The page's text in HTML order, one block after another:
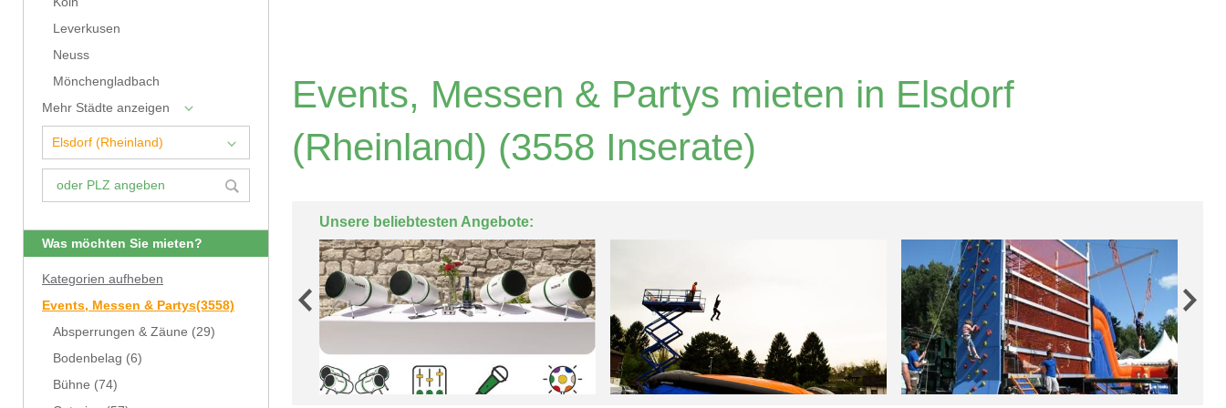
Leverkusen
Neuss
Mönchengladbach
Mehr Städte anzeigen
Was möchten Sie mieten?
Kategorien aufheben
Events, Messen & Partys(3558)
Absperrungen & Zäune (29)
Bodenbelag (6)
Bühne (74)
Events, Messen & Partys mieten in Elsdorf
(Rheinland) (3558 Inserate)
Unsere beliebtesten Angebote: